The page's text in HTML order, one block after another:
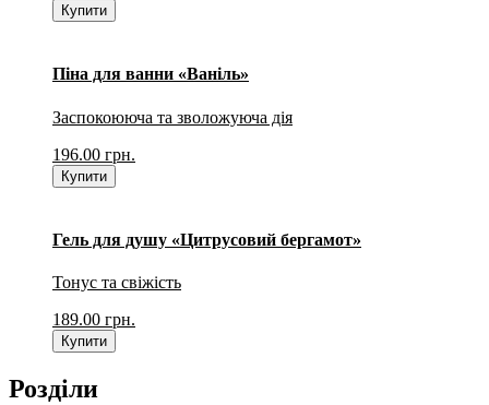
Купити
Піна для ванни «Ваніль»
Заспокоююча та зволожуюча дія
196.00 грн.
Купити
Гель для душу «Цитрусовий бергамот»
Тонус та свіжість
189.00 грн.
Купити
Розділи